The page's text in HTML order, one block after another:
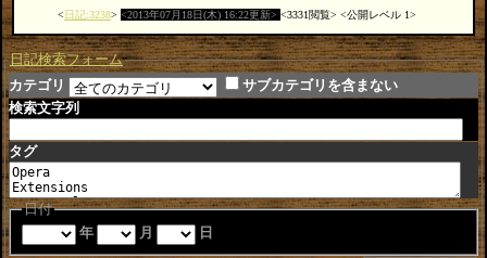
日記:3238 2013年07月18日(木) 16:22更新 3331閲覧 公開レベル 1
日記検索フォーム
カテゴリ
サブカテゴリを含まない
検索文字列
タグ
日付
年
月 日